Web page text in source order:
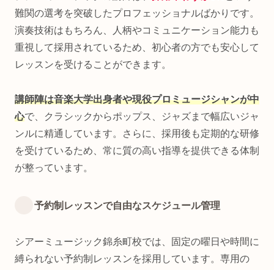
難関の選考を突破したプロフェッショナルばかりです。
演奏技術はもちろん、人柄やコミュニケーション能力も
重視して採用されているため、初心者の方でも安心して
レッスンを受けることができます。
講師陣は音楽大学出身者や現役プロミュージシャンが中
心で、クラシックからポップス、ジャズまで幅広いジャ
ンルに精通しています。さらに、採用後も定期的な研修
を受けているため、常に質の高い指導を提供できる体制
が整っています。
予約制レッスンで自由なスケジュール管理
シアーミュージック錦糸町校では、固定の曜日や時間に
縛られない予約制レッスンを採用しています。専用の